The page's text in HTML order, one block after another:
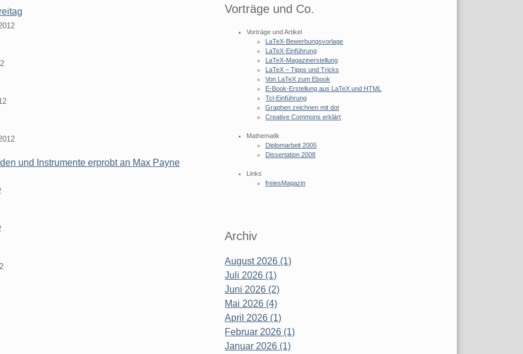
und Instrumente erprobt an Max Payne
Vorträge und Co.
Vorträge und Artikel
LaTeX-Bewerbungsvorlage
LaTeX-Einführung
LaTeX-Magazinerstellung
LaTeX – Tipps und Tricks
Von LaTeX zum Ebook
E-Book-Erstellung aus LaTeX und HTML
Tcl-Einführung
Graphen zeichnen mit dot
Creative Commons erklärt
Mathematik
Diplomarbeit 2005
Dissertation 2008
Links
freiesMagazin
Archiv
August 2026 (1)
Juli 2026 (1)
Juni 2026 (2)
Mai 2026 (4)
April 2026 (1)
Februar 2026 (1)
Januar 2026 (1)